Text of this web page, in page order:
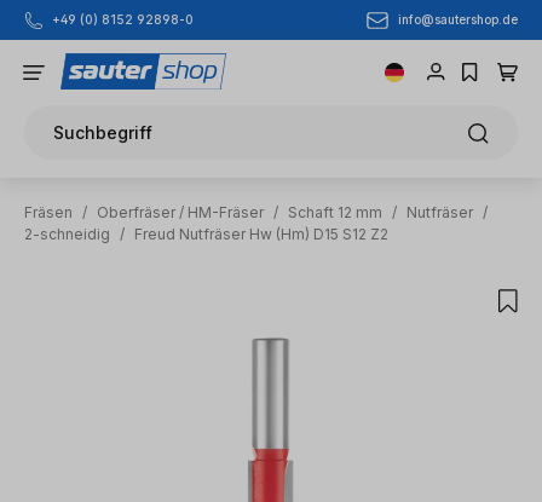
Zum Hauptinhalt springen
+49 (0) 8152 92898-0 info@sautershop.de
Suchbegriff
Fräsen / Oberfräser / HM-Fräser / Schaft 12 mm / Nutfräser /
2-schneidig
/ Freud Nutfräser Hw (Hm) D15 S12 Z2